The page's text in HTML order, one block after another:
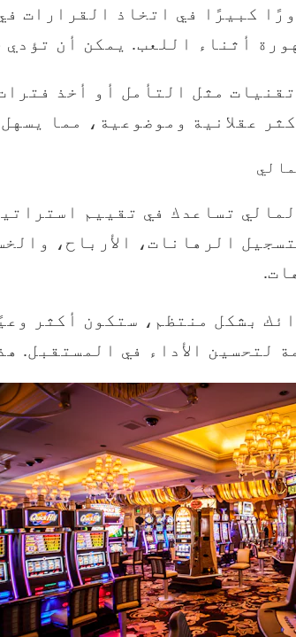
كبيرًا في اتخاذ القرارات
أثناء اللعب. يمكن أن
مثل التأمل أو أخذ
عقلانية وموضوعية، مما
تساعدك في تقييم
الرهانات، الأرباح،
بشكل منتظم، ستكون أكثر
لتحسين الأداء في